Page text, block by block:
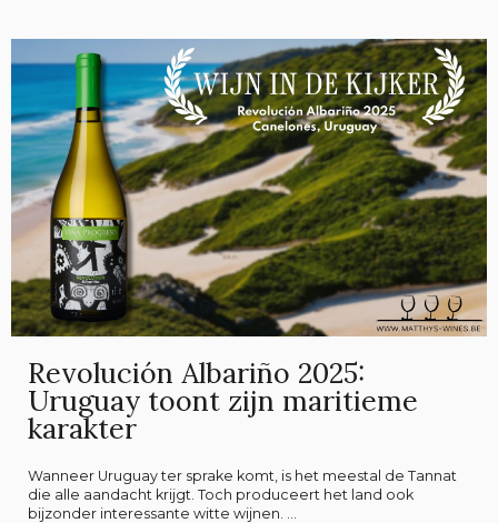
Revolución Albariño 2025:
Uruguay toont zijn maritieme
karakter
Wanneer Uruguay ter sprake komt, is het meestal de Tannat
die alle aandacht krijgt. Toch produceert het land ook
bijzonder interessante witte wijnen. ...